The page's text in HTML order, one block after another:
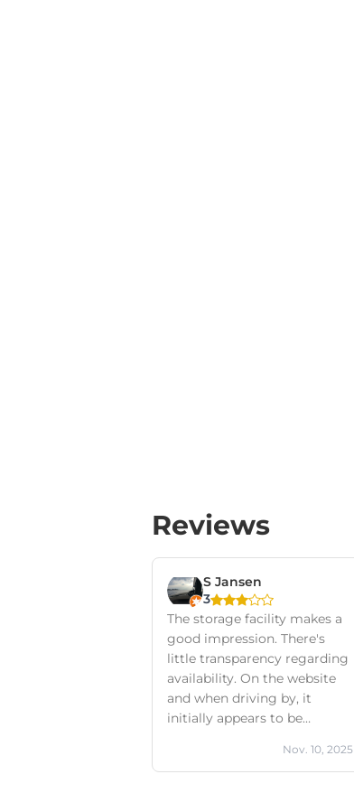
Reviews
S Jansen
3
The storage facility makes a
good impression. There's
little transparency regarding
availability. On the website
and when driving by, it
initially appears to be
when I inquired by phone,
several sizes of storage units
Nov. 10, 2025